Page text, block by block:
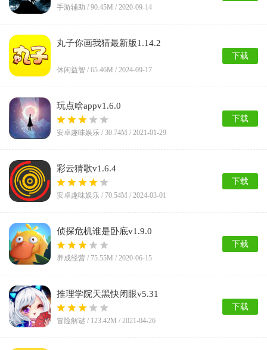
手游辅助 / 90.45M / 2020-09-14
丸子你画我猜最新版1.14.2
休闲益智 / 65.46M / 2024-09-17
下载
玩点啥appv1.6.0
安卓趣味娱乐 / 30.74M / 2021-01-29
下载
彩云猜歌v1.6.4
安卓趣味娱乐 / 70.54M / 2024-03-01
下载
侦探危机谁是卧底v1.9.0
养成经营 / 75.55M / 2020-06-15
下载
推理学院天黑快闭眼v5.31
冒险解谜 / 123.42M / 2021-04-26
下载